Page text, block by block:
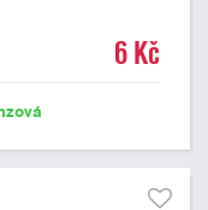
6 Kč